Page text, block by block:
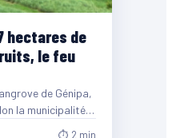
hectares de
le feu
de Génipa,
la municipalité,
⏱ 2 min